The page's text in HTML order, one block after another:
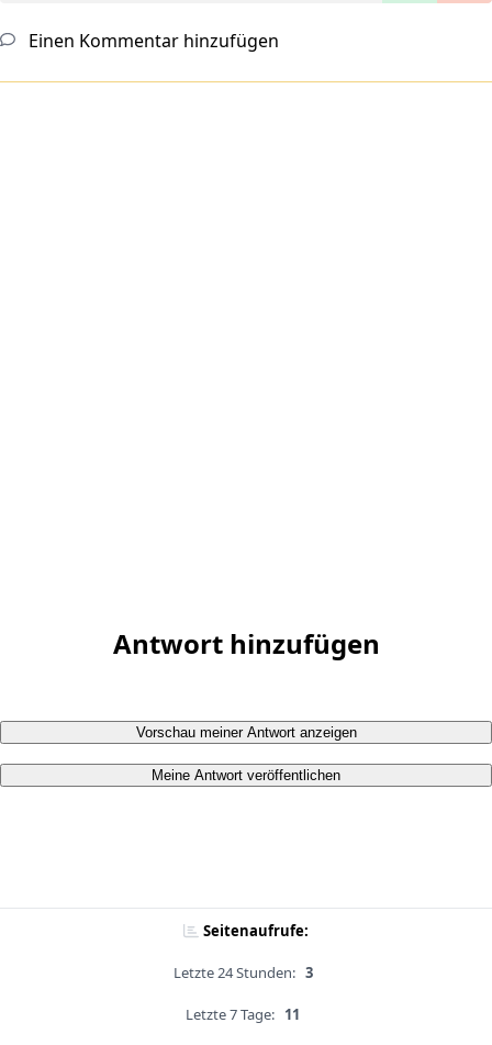
Einen Kommentar hinzufügen
Antwort hinzufügen
Vorschau meiner Antwort anzeigen
Meine Antwort veröffentlichen
Seitenaufrufe:
Letzte 24 Stunden: 3
Letzte 7 Tage: 11